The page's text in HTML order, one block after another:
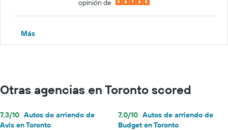
opinión de
Más
Otras agencias en Toronto scored
7,3/10 Autos de arriendo de
Avis en Toronto
7,0/10 Autos de arriendo de
Budget en Toronto